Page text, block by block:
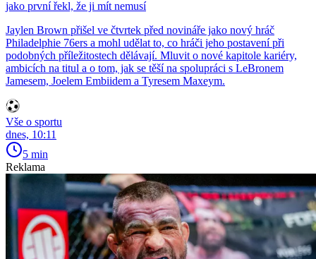
jako první řekl, že ji mít nemusí
Jaylen Brown přišel ve čtvrtek před novináře jako nový hráč
Philadelphie 76ers a mohl udělat to, co hráči jeho postavení při
podobných příležitostech dělávají. Mluvit o nové kapitole kariéry,
ambicích na titul a o tom, jak se těší na spolupráci s LeBronem
Jamesem, Joelem Embiidem a Tyresem Maxeym.
Vše o sportu
dnes, 10:11
5 min
Reklama